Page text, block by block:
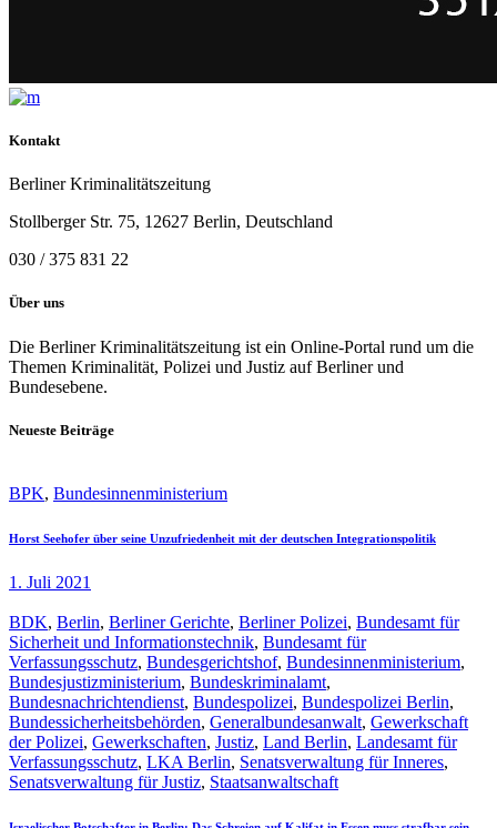
Kontakt
Berliner Kriminalitätszeitung
Stollberger Str. 75, 12627 Berlin, Deutschland
030 / 375 831 22
Über uns
Die Berliner Kriminalitätszeitung ist ein Online-Portal rund um die
Themen Kriminalität, Polizei und Justiz auf Berliner und
Bundesebene.
Neueste Beiträge
BPK, Bundesinnenministerium
Horst Seehofer über seine Unzufriedenheit mit der deutschen Integrationspolitik
1. Juli 2021
BDK, Berlin, Berliner Gerichte, Berliner Polizei, Bundesamt für
Sicherheit und Informationstechnik, Bundesamt für
Verfassungsschutz, Bundesgerichtshof, Bundesinnenministerium,
Bundesjustizministerium, Bundeskriminalamt,
Bundesnachrichtendienst, Bundespolizei, Bundespolizei Berlin,
Bundessicherheitsbehörden, Generalbundesanwalt, Gewerkschaft
der Polizei, Gewerkschaften, Justiz, Land Berlin, Landesamt für
Verfassungsschutz, LKA Berlin, Senatsverwaltung für Inneres,
Senatsverwaltung für Justiz, Staatsanwaltschaft